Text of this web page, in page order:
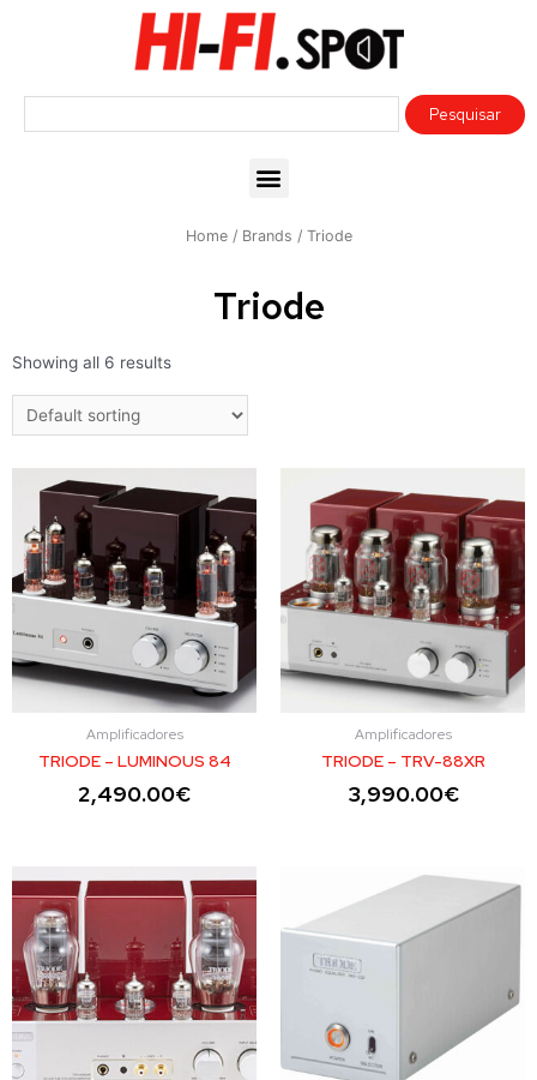
Home/ Brands / Triode
Triode
Showing all 6 results
Amplificadores
TRIODE – LUMINOUS 84
2,490.00€
Amplificadores
TRIODE – TRV-88XR
3,990.00€